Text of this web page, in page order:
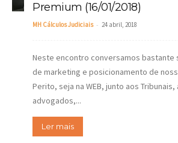
Premium (16/01/2018)
MH Cálculos Judiciais - 24 abril, 2018
Neste encontro conversamos bastante
de marketing e posicionamento de
Perito, seja na WEB, junto aos Tribunais,
advogados,...
Ler mais